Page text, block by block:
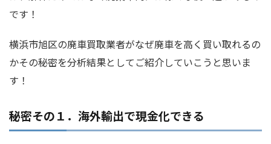
です！
横浜市旭区の廃車買取業者がなぜ廃車を高く買い取れるの
かその秘密を分析結果としてご紹介していこうと思いま
す！
秘密その１．海外輸出で現金化できる